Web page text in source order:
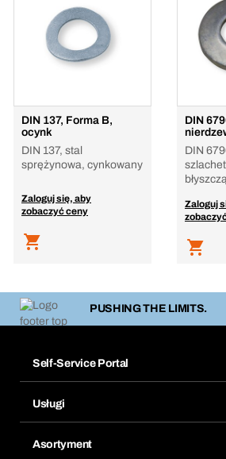
DIN 137, Forma B,
ocynk
DIN 137, stal
sprężynowa, cynkowany
Zaloguj się, aby
zobaczyć ceny
DIN
DIN
Zaloguj
PUSHING THE LIMITS.
Self-Service Portal
Ponowne zamówienie
Usługi
Asortyment